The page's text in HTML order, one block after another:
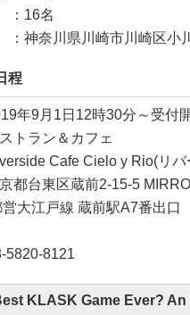
16名
奈川県川崎市川崎区小川
程
年9月1日12時30分～受付
トラン＆カフェ
Cielo y Rio(リバー
都台東区蔵前2-15-5
線 蔵前駅A7番出口 徒
8121
KLASK Game Ever?